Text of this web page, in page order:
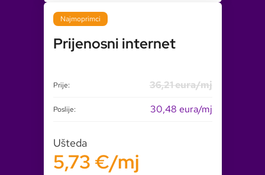
Najmoprimci
Prijenosni internet
Prije: 36,21 eura/mj
Poslije: 30,48 eura/mj
Ušteda
5,73 €/mj